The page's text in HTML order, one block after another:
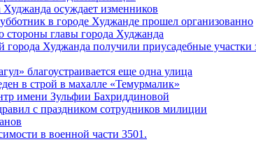
осуждает изменников
в городе Худжанде прошел организованно
стороны главы города Худжанда
города Худжанда получили приусадебные участки
благоустраивается еще одна улица
в строй в махалле «Темурмалик»
имени Зульфии Бахриддиновой
с праздником сотрудников милиции
в военной части 3501.